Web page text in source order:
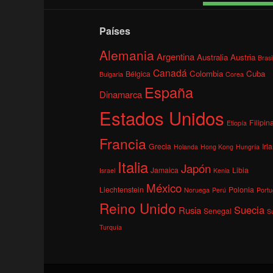
Países
AlemaniaArgentina Australia Austria
Bulgaria Bélgica Canadá Colombia Corea Cuba
Dinamarca España
Estados Unidos Etiopía
Francia Grecia Holanda Hong Kong Hungría
Israel Italia Jamaica Japón Kenia Libia
Liechtenstein México Noruega Perú Polonia
Reino Unido Rusia Senegal Suecia
Turquía